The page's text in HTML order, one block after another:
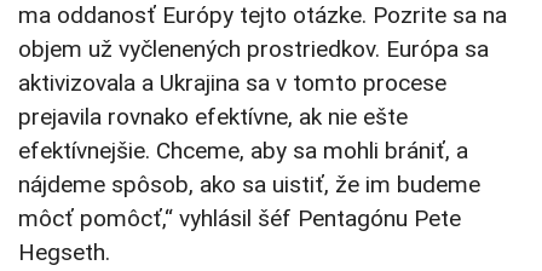
ma oddanosť Európy tejto otázke. Pozrite sa na
objem už vyčlenených prostriedkov. Európa sa
aktivizovala a Ukrajina sa v tomto procese
prejavila rovnako efektívne, ak nie ešte
efektívnejšie. Chceme, aby sa mohli brániť, a
nájdeme spôsob, ako sa uistiť, že im budeme
môcť pomôcť,“ vyhlásil šéf Pentagónu Pete
Hegseth.